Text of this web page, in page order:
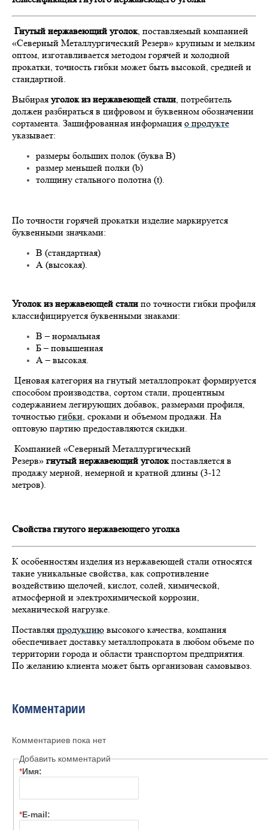
Гнутый нержавеющий уголок, поставляемый компанией
«Северный Металлургический Резерв» крупным и мелким
оптом, изготавливается методом горячей и холодной
прокатки, точность гибки может быть высокой, средней и
стандартной.
Выбирая уголок из нержавеющей стали, потребитель
должен разбираться в цифровом и буквенном обозначении
сортамента. Зашифрованная информация о продукте
указывает:
размеры больших полок (буква В)
размер меньшей полки (b)
толщину стального полотна (t).
По точности горячей прокатки изделие маркируется
буквенными значками:
В (стандартная)
А (высокая).
Уголок из нержавеющей стали по точности гибки профиля
классифицируется буквенными знаками:
В – нормальная
Б – повышенная
А – высокая.
Ценовая категория на гнутый металлопрокат формируется
способом производства, сортом стали, процентным
содержанием легирующих добавок, размерами профиля,
точностью гибки, сроками и объемом продажи. На
оптовую партию предоставляются скидки.
Компанией «Северный Металлургический
Резерв» гнутый нержавеющий уголокпоставляется в
продажу мерной, немерной и кратной длины (3-12
метров).
Свойства гнутого нержавеющего уголка
К особенностям изделия из нержавеющей стали относятся
такие уникальные свойства, как сопротивление
воздействию щелочей, кислот, солей, химической,
атмосферной и электрохимической коррозии,
механической нагрузке.
Поставляя продукцию высокого качества, компания
обеспечивает доставку металлопроката в любом объеме по
территории города и области транспортом предприятия.
По желанию клиента может быть организован самовывоз.
Комментарии
Комментариев пока нет
Добавить комментарий
*Имя:
*E-mail: